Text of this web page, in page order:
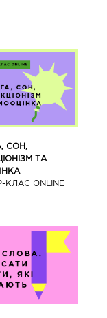
СОН,
ТА
КЛАС ONLINE